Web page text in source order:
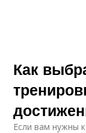
Как
Если вам нужны